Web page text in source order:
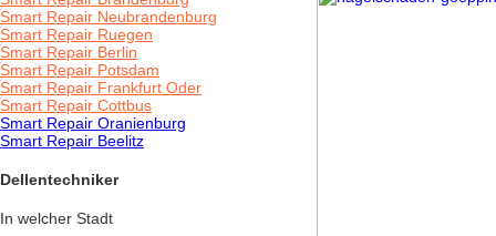
Smart Repair Neubrandenburg
Smart Repair Ruegen
Smart Repair Berlin
Smart Repair Potsdam
Smart Repair Frankfurt Oder
Smart Repair Cottbus
Smart Repair Oranienburg
Smart Repair Beelitz
Dellentechniker
In welcher Stadt